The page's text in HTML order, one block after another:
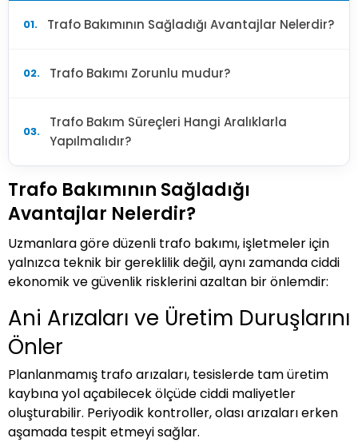
Trafo Bakımının Sağladığı Avantajlar Nelerdir?
Trafo Bakımı Zorunlu mudur?
Trafo Bakım Süreçleri Hangi Aralıklarla
Yapılmalıdır?
Trafo Bakımının Sağladığı
Avantajlar Nelerdir?
Uzmanlara göre düzenli trafo bakımı, işletmeler için
yalnızca teknik bir gereklilik değil, aynı zamanda ciddi
ekonomik ve güvenlik risklerini azaltan bir önlemdir:
Ani Arızaları ve Üretim Duruşlarını
Önler
Planlanmamış trafo arızaları, tesislerde tam üretim
kaybına yol açabilecek ölçüde ciddi maliyetler
oluşturabilir. Periyodik kontroller, olası arızaları erken
aşamada tespit etmeyi sağlar.